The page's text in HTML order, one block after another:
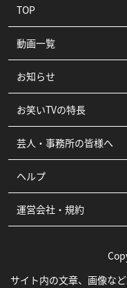
TOP
動画一覧
コント
漫才
ピン
その他
お知らせ
お笑いTVの特長
芸人・事務所の皆様へ
ヘルプ
よくある質問
運営会社・規約
利用規約
サイト内の文章、画像な